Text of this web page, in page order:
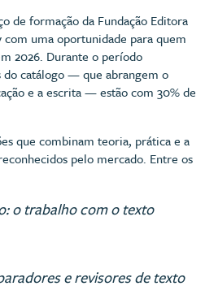
de formação da Fundação Editora
com uma oportunidade para quem
2026. Durante o período
do catálogo — que abrangem o
e a escrita — estão com 30% de
que combinam teoria, prática e a
pelo mercado. Entre os
o trabalho com o texto
e revisores de texto